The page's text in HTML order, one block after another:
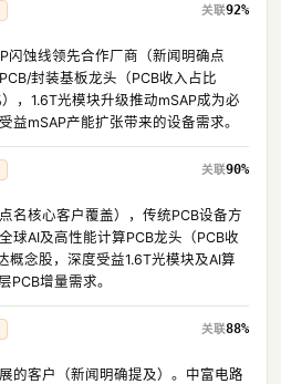
92%
闪蚀线领先合作厂商（新闻明确点
封装基板龙头（PCB收入占比
，1.6T光模块升级推动mSAP成为必
益mSAP产能扩张带来的设备需求。
90%
名核心客户覆盖），传统PCB设备方
球AI及高性能计算PCB龙头（PCB收
概念股，深度受益1.6T光模块及AI算
PCB增量需求。
88%
的客户（新闻明确提及）。中富电路